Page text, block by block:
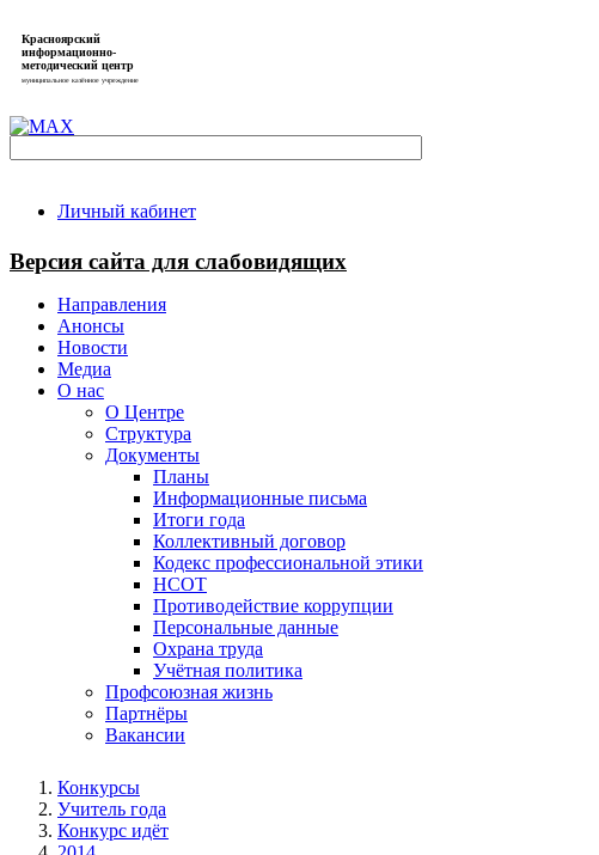
Красноярский
информационно-
методический центр
муниципальное казённое учреждение
Личный кабинет
Версия сайта для слабовидящих
Направления
Анонсы
Новости
Медиа
О нас
О Центре
Структура
Документы
Планы
Информационные письма
Итоги года
Коллективный договор
Кодекс профессиональной этики
НСОТ
Противодействие коррупции
Персональные данные
Охрана труда
Учётная политика
Профсоюзная жизнь
Партнёры
Вакансии
Конкурсы
Учитель года
Конкурс идёт